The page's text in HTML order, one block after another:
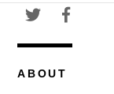
ABOUT